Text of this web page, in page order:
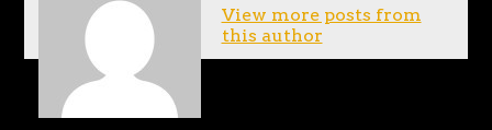
View more posts from
this author